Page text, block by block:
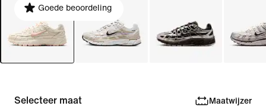
Goede beoordeling
Selecteer maat Maatwijzer